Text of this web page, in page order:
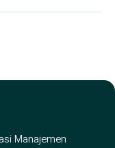
Manajemen